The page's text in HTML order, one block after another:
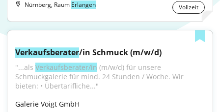
Nürnberg, Raum Erlangen Vollzeit
Verkaufsberater/in Schmuck (m/w/d)
"...als Verkaufsberater/in (m/w/d) für unsere
Schmuckgalerie für mind. 24 Stunden / Woche. Wir
bieten: • Übertarifliche..."
Galerie Voigt GmbH